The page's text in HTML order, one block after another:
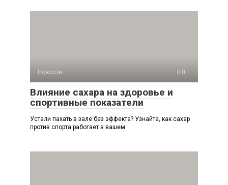
Новости 0
Влияние сахара на здоровье и
спортивные показатели
Устали пахать в зале без эффекта? Узнайте, как сахар
против спорта работает в вашем